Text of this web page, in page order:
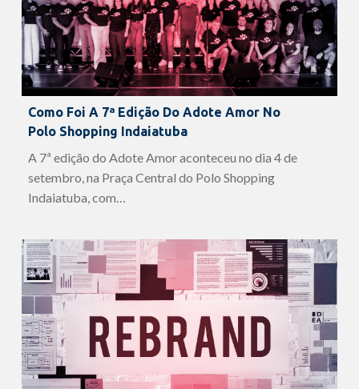
Como Foi A 7ª Edição Do Adote Amor No
Polo Shopping Indaiatuba
A 7ª edição do Adote Amor aconteceu no dia 4 de
setembro, na Praça Central do Polo Shopping
Indaiatuba, com…